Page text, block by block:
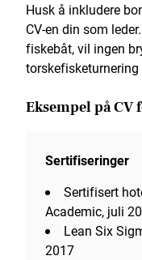
Husk å inkludere
CV-en din som
fiskebåt, vil ingen
torskefisketurnering
Eksempel på CV
Sertifiseringer
Sertifisert
Academic, juli
Lean Six
2017